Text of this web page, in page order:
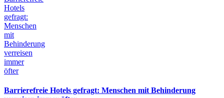
Barrierefreie Hotels gefragt: Menschen mit Behinderung